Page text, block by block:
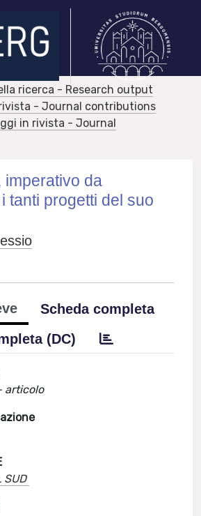
ricerca - Research output
- Journal contributions
in rivista - Journal
imperativo da
tanti progetti del suo
Scheda completa
(DC)
articolo
SUD